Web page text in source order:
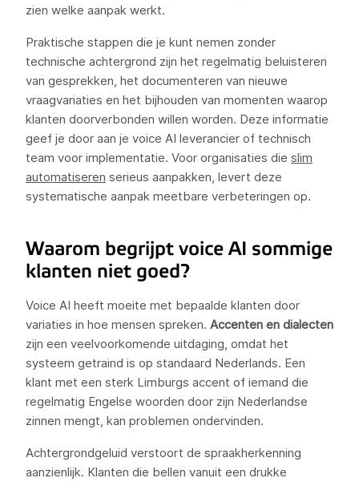
zien welke aanpak werkt.
Praktische stappen die je kunt nemen zonder
technische achtergrond zijn het regelmatig beluisteren
van gesprekken, het documenteren van nieuwe
vraagvariaties en het bijhouden van momenten waarop
klanten doorverbonden willen worden. Deze informatie
geef je door aan je voice AI leverancier of technisch
team voor implementatie. Voor organisaties die slim
automatiseren serieus aanpakken, levert deze
systematische aanpak meetbare verbeteringen op.
Waarom begrijpt voice AI sommige
klanten niet goed?
Voice AI heeft moeite met bepaalde klanten door
variaties in hoe mensen spreken. Accenten en dialecten
zijn een veelvoorkomende uitdaging, omdat het
systeem getraind is op standaard Nederlands. Een
klant met een sterk Limburgs accent of iemand die
regelmatig Engelse woorden door zijn Nederlandse
zinnen mengt, kan problemen ondervinden.
Achtergrondgeluid verstoort de spraakherkenning
aanzienlijk. Klanten die bellen vanuit een drukke